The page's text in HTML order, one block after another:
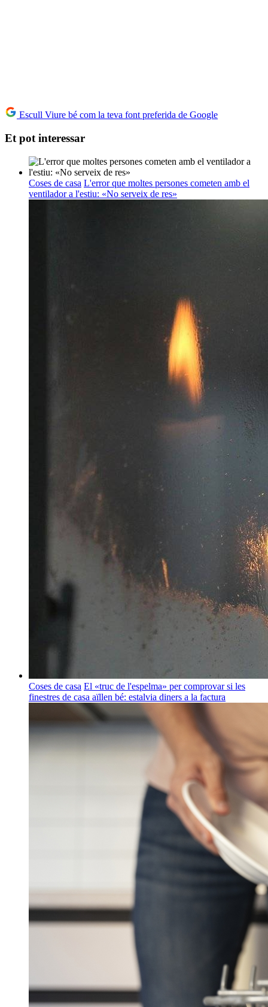
Escull Viure bé com la teva font preferida de Google
Et pot interessar
Coses de casa L'error que moltes persones cometen amb el
ventilador a l'estiu: «No serveix de res»
Coses de casa El «truc de l'espelma» per comprovar si les
finestres de casa aïllen bé: estalvia diners a la factura